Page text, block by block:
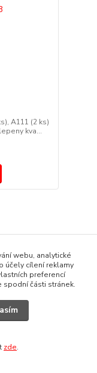
A111 (2 ks)
kva...
webu, analytické
účely cílení reklamy
preferencí
spodní části stránek.
zde.